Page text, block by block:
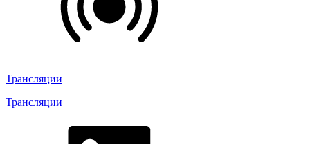
Трансляции
Трансляции